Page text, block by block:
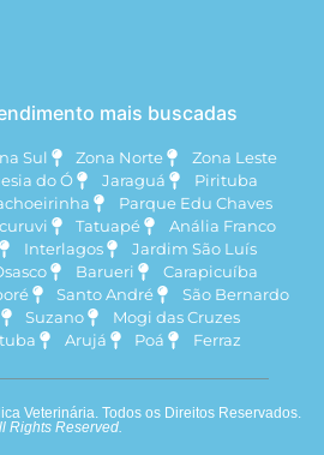
mais buscadas
Sul Zona Norte
Zona Leste
do Ó Jaraguá
Pirituba
Parque Edu Chaves
Tatuapé
Anália Franco
Interlagos
Jardim São Luís
Barueri
Carapicuíba
Santo André
São Bernardo
Suzano
Mogi das Cruzes
Arujá Poá Ferraz
Veterinária. Todos os Direitos Reservados.
Rights Reserved.